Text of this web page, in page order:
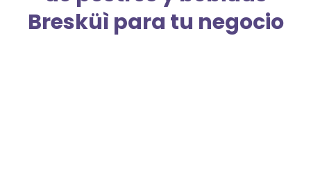
Bresküì para tu negocio